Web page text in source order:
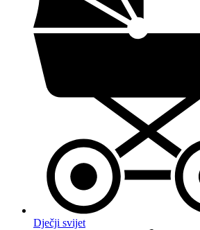
Dječji svijet